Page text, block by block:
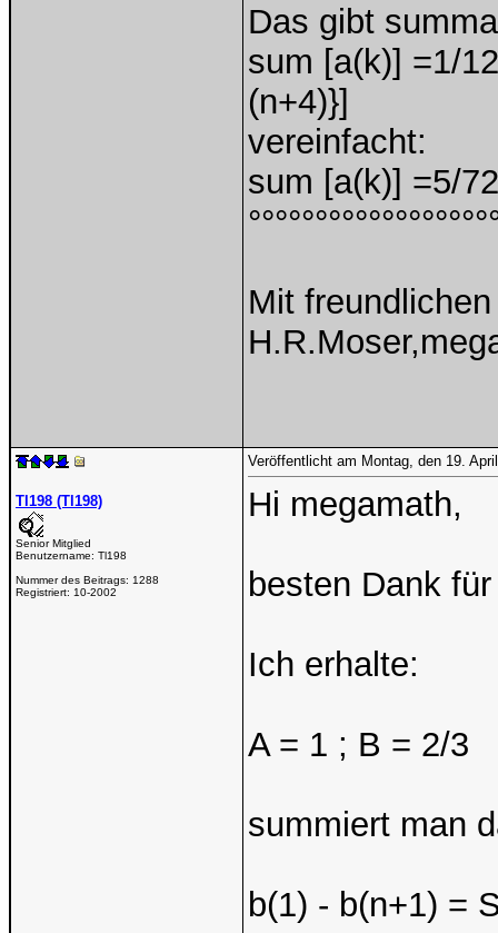
Das gibt
sum [a(k)] =1/
(n+4)}]
vereinfacht:
sum [a(k)] =5/
Mit
Tl198 (Tl198)
Senior Mitglied
Benutzername: Tl198
Nummer des Beitrags: 1288
Registriert: 10-2002
Veröffentlicht am Montag, den 19.
Hi megamath,
besten Dank
Ich erhalte:
A = 1 ; B = 2/3
summiert man
b(1) - b(n+1) =